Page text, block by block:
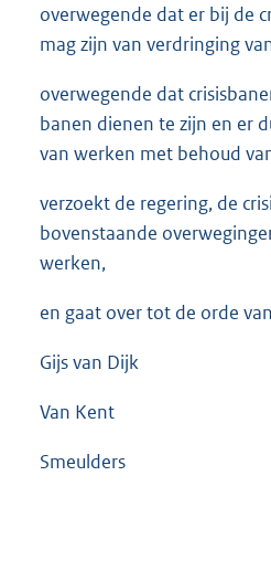
overwegende dat er bij de
mag zijn van verdringing
overwegende dat
banen dienen te zijn en er
van werken met behoud
verzoekt de regering, de
bovenstaande
werken,
en gaat over tot de orde
Gijs van Dijk
Van Kent
Smeulders